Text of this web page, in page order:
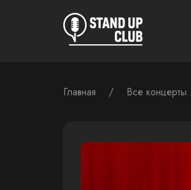
Главная / Все концерты